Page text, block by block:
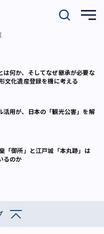
は何か、そしてなぜ継承が必要な
文化遺産登録を機に考える
活用が、日本の「観光公害」を解
「御所」と江戸城「本丸跡」は
るのか